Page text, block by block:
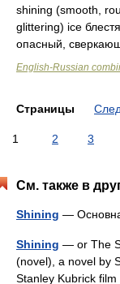
shining (smooth,
glittering) ice
опасный,
English-Russian
Страницы
1 2 3
См. также в
Shining —
Shining — or The
(novel), a novel by
Stanley Kubrick